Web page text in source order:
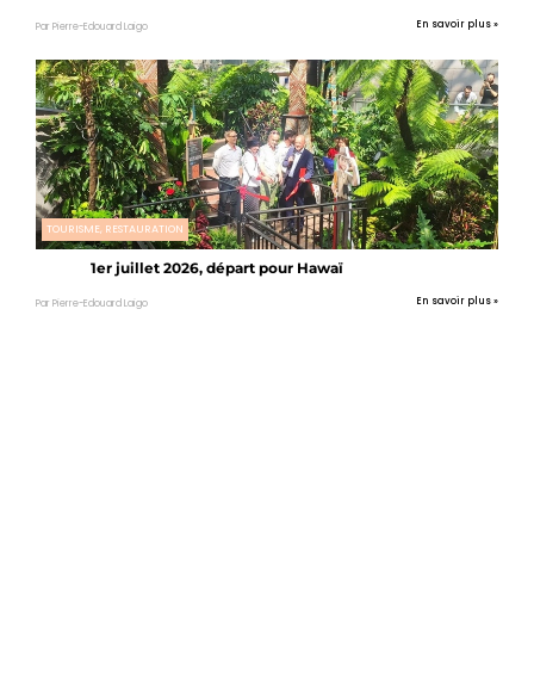
Par Pierre-Edouard Laigo En savoir plus »
TOURISME, RESTAURATION
1er juillet 2026, départ pour Hawaï
Par Pierre-Edouard Laigo En savoir plus »